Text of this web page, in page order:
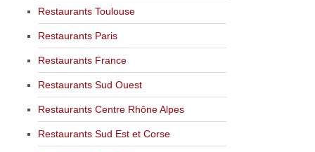
Restaurants Toulouse
Restaurants Paris
Restaurants France
Restaurants Sud Ouest
Restaurants Centre Rhône Alpes
Restaurants Sud Est et Corse